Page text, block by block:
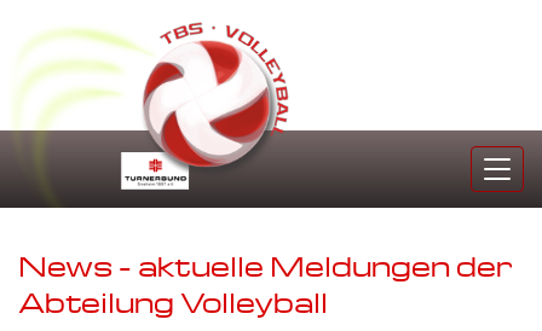
News - aktuelle Meldungen der
Abteilung Volleyball